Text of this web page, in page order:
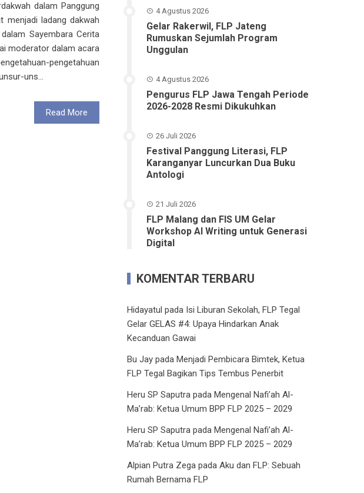
dalam Panggung
menjadi ladang dakwah
Sayembara Cerita
moderator dalam acara
pengetahuan
uns...
Read More
4 Agustus 2026
Gelar Rakerwil, FLP Jateng
Rumuskan Sejumlah Program
Unggulan
4 Agustus 2026
Pengurus FLP Jawa Tengah Periode
2026-2028 Resmi Dikukuhkan
26 Juli 2026
Festival Panggung Literasi, FLP
Karanganyar Luncurkan Dua Buku
Antologi
21 Juli 2026
FLP Malang dan FIS UM Gelar
Workshop AI Writing untuk Generasi
Digital
KOMENTAR TERBARU
Hidayatul pada Isi Liburan Sekolah, FLP Tegal
Gelar GELAS #4: Upaya Hindarkan Anak
Kecanduan Gawai
Bu Jay padaMenjadi Pembicara Bimtek, Ketua
FLP Tegal Bagikan Tips Tembus Penerbit
Heru SP Saputra padaMengenal Nafi’ah Al-
Ma’rab: Ketua Umum BPP FLP 2025 – 2029
Heru SP Saputra padaMengenal Nafi’ah Al-
Ma’rab: Ketua Umum BPP FLP 2025 – 2029
Alpian Putra Zega padaAku dan FLP: Sebuah
Rumah Bernama FLP